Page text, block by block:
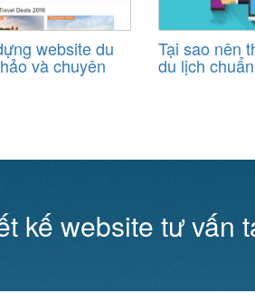
website du
và chuyên
Tại sao nên
du lịch
kế website tư vấn